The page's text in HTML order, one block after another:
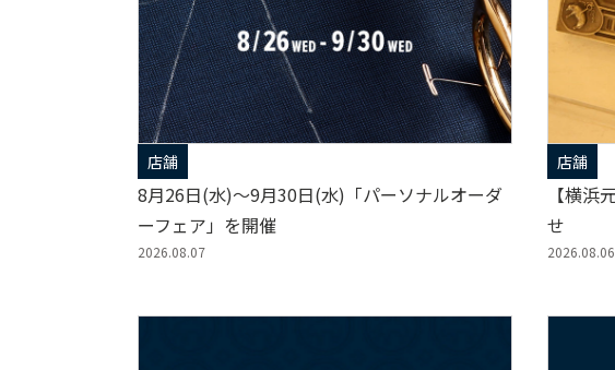
店舗
8月26日(水)～9月30日(水)「パーソナルオーダ
ーフェア」を開催
2026.08.07
店舗
【横浜
せ
2026.08.06